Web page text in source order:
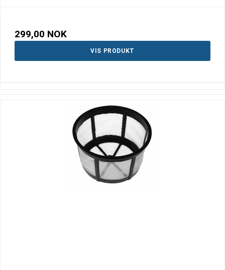
299,00 NOK
VIS PRODUKT